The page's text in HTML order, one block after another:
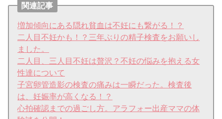
関連記事
増加傾向にある隠れ貧血は不妊にも繋がる！？
二人目不妊かも！？三年ぶりの精子検査をお願いし
ました。
二人目、三人目不妊は贅沢？不妊の悩みを抱える女
性達について
子宮卵管造影の検査の痛みは一瞬だった。検査後
は、妊娠率が高くなる！？
心拍確認までの過ごし方。アラフォー出産ママの体